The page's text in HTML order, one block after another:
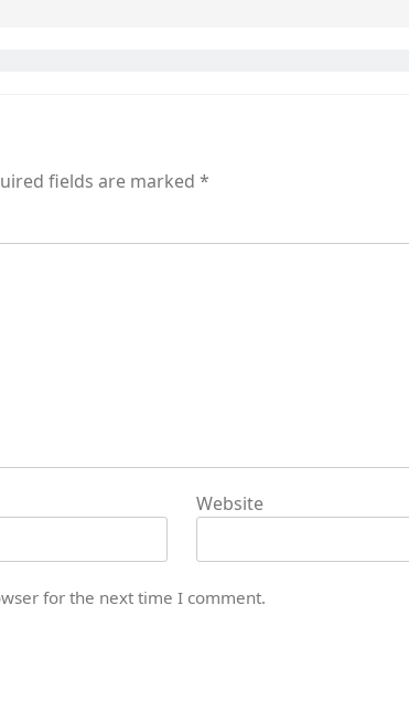
fields are marked *
Website
for the next time I comment.